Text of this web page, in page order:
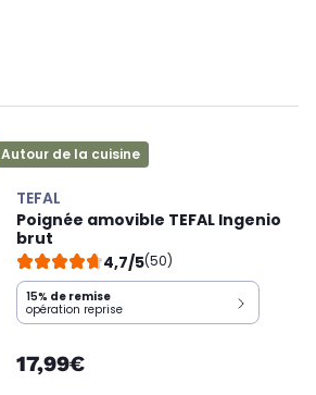
Autour de la cuisine
TEFAL
Poignée amovible TEFAL Ingenio
brut
4,7/5(50)
15% de remise
opération reprise
17,99€